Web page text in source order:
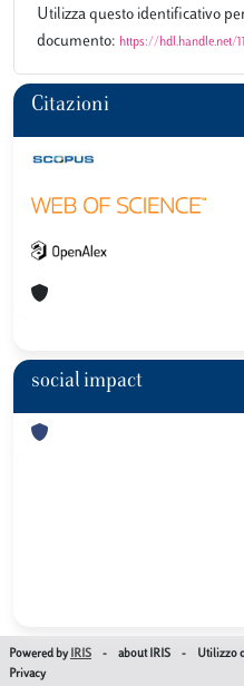
Utilizza questo identificativo
documento: https://hdl.handle.net/
Citazioni
social impact
Powered by IRIS - about IRIS - Utilizzo
Privacy